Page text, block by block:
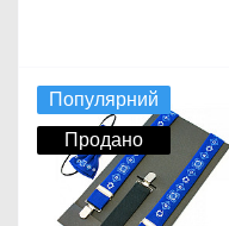
Популярний
Продано